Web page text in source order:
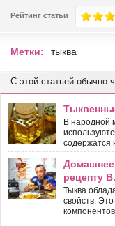
Рейтинг статьи
Метки: тыква
С этой статьей обычно
В народной
содержатся
Домашнее
рецепту
Тыква
свойств.